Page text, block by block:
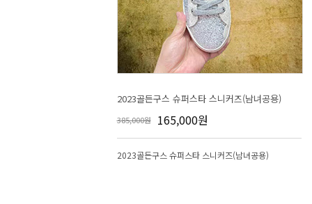
2023골든구스 슈퍼스타 스니커즈(남녀공용)
385,000원 165,000원
2023골든구스 슈퍼스타 스니커즈(남녀공용)